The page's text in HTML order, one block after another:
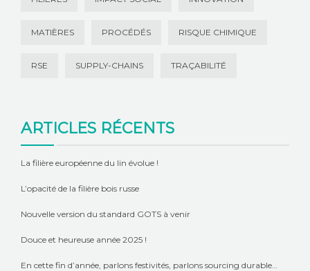
MATIÈRES PROCÉDÉS RISQUE CHIMIQUE
RSE SUPPLY-CHAINS TRAÇABILITÉ
ARTICLES RÉCENTS
La filière européenne du lin évolue !
L’opacité de la filière bois russe
Nouvelle version du standard GOTS à venir
Douce et heureuse année 2025 !
En cette fin d’année, parlons festivités, parlons sourcing durable…